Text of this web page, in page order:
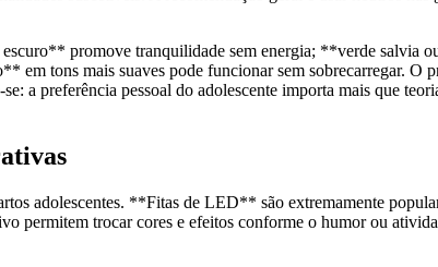
promove tranquilidade sem energia; **verde salvia
tons mais suaves pode funcionar sem sobrecarregar. O
a preferência pessoal do adolescente importa mais que
adolescentes. **Fitas de LED** são extremamente
trocar cores e efeitos conforme o humor ou